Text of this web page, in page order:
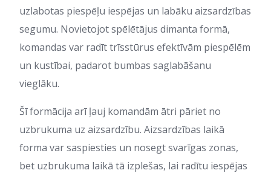
uzlabotas piespēļu iespējas un labāku aizsardzības
segumu. Novietojot spēlētājus dimanta formā,
komandas var radīt trīsstūrus efektīvām piespēlēm
un kustībai, padarot bumbas saglabāšanu
vieglāku.
Šī formācija arī ļauj komandām ātri pāriet no
uzbrukuma uz aizsardzību. Aizsardzības laikā
forma var saspiesties un nosegt svarīgas zonas,
bet uzbrukuma laikā tā izplešas, lai radītu iespējas